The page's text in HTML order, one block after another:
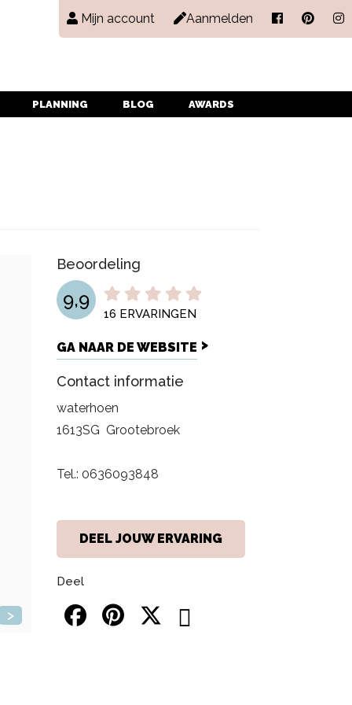
PLANNING BLOG AWARDS
Mijn account Aanmelden
>
Beoordeling
9,9
16 ERVARINGEN
GA NAAR DE WEBSITE
Contact informatie
waterhoen
1613SG Grootebroek
Tel.: 0636093848
DEEL JOUW ERVARING
Deel